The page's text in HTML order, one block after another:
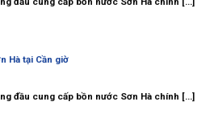
Hà tại Cần giờ
đầu cung cấp bồn nước Sơn Hà chính [...]